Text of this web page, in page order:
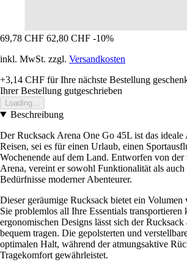
69,78 CHF 62,80 CHF -10%
inkl. MwSt. zzgl. Versandkosten
+3,14 CHF für Ihre nächste Bestellung
Ihrer Bestellung gutgeschrieben
Loading...
Beschreibung
Der Rucksack Arena One Go 45L ist das
Reisen, sei es für einen Urlaub, einen
Wochenende auf dem Land. Entworfen von
Arena, vereint er sowohl Funktionalität als
Bedürfnisse moderner Abenteurer.
Dieser geräumige Rucksack bietet ein Volumen
Sie problemlos all Ihre Essentials transportieren
ergonomischen Designs lässt sich der Rucksack
bequem tragen. Die gepolsterten und
optimalen Halt, während der atmungsaktive
Tragekomfort gewährleistet.